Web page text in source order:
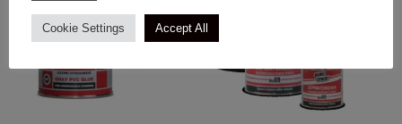
Cookie Settings Accept All